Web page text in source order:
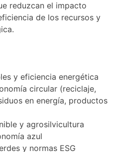
reduzcan el impacto
de los recursos y
y eficiencia energética
circular (reciclaje,
en energía, productos
y agrosilvicultura
azul
y normas ESG